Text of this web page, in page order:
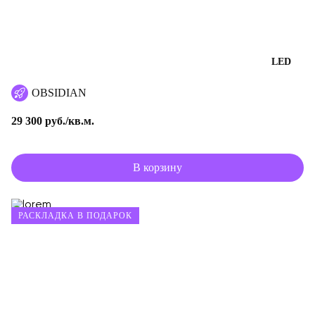
LED
OBSIDIAN
29 300 руб./кв.м.
В корзину
РАСКЛАДКА В ПОДАРОК